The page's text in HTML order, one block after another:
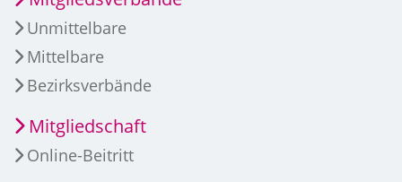
Unmittelbare
Mittelbare
Bezirksverbände
Mitgliedschaft
Online-Beitritt